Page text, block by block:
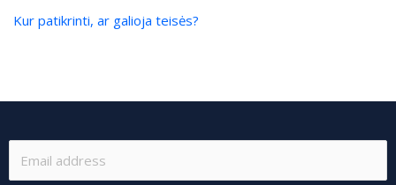
Kur patikrinti, ar galioja teisės?